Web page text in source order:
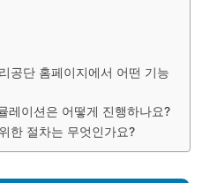
공단 홈페이지에서 어떤 기능
레이션은 어떻게 진행하나요?
한 절차는 무엇인가요?